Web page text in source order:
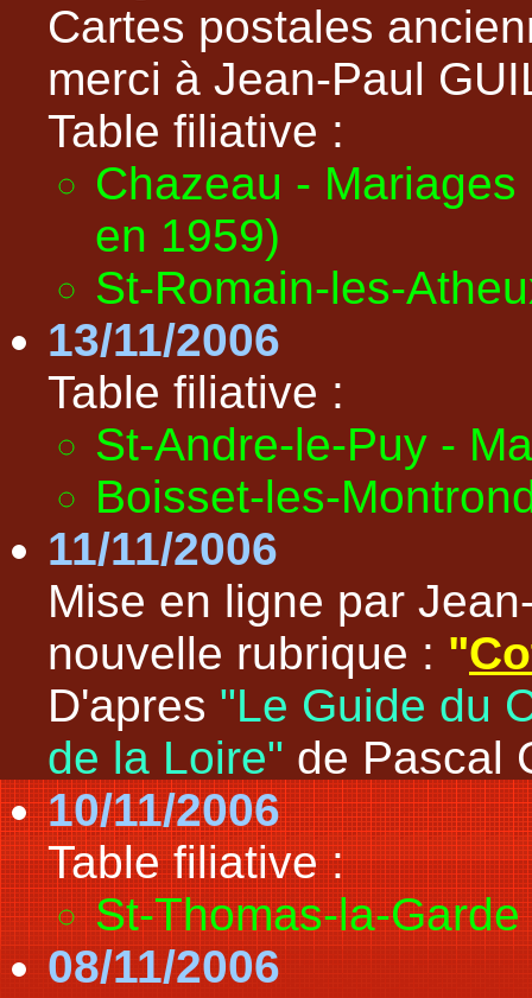
Cartes postales
merci à Jean-Paul
Table filiative :
Chazeau -
en 1959)
St-Romain-les-
13/11/2006
Table filiative :
St-Andre-le-Puy -
Boisset-les-
11/11/2006
Mise en ligne par
nouvelle rubrique : "
D'apres "Le Guide du
de la Loire" de Pascal
10/11/2006
Table filiative :
St-Thomas-la-
08/11/2006